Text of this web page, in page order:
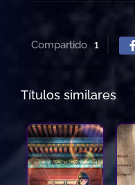
Compartido 1
Títulos similares